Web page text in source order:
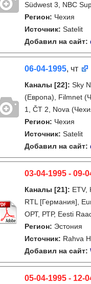
Südwest 3, NBC
Регион: Чехия
Источник: Satelit
Добавил на сайт:
06-04-1995, чт
Каналы [22]: Sky
(Европа), Filmnet
1, ČT 2, Nova
Регион: Чехия
Источник: Satelit
Добавил на сайт:
03-04-1995 - 09-
Каналы [21]: ETV,
RTL [Германия],
ОРТ, РТР, Eesti
Регион: Эстония
Источник: Rahva
Добавил на сайт:
05-04-1995 - 12-